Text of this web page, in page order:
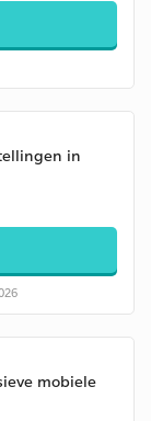
in
mobiele